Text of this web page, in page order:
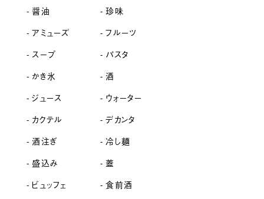
醤油
珍味
アミューズ
フルーツ
スープ
パスタ
かき氷
酒
ジュース
ウォーター
カクテル
デカンタ
酒注ぎ
冷し麺
盛込み
蓋
ビュッフェ
食前酒